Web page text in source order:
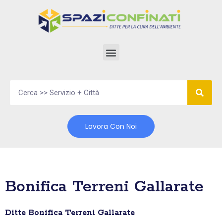
Lavora Con Noi
Bonifica Terreni Gallarate
Ditte Bonifica Terreni Gallarate